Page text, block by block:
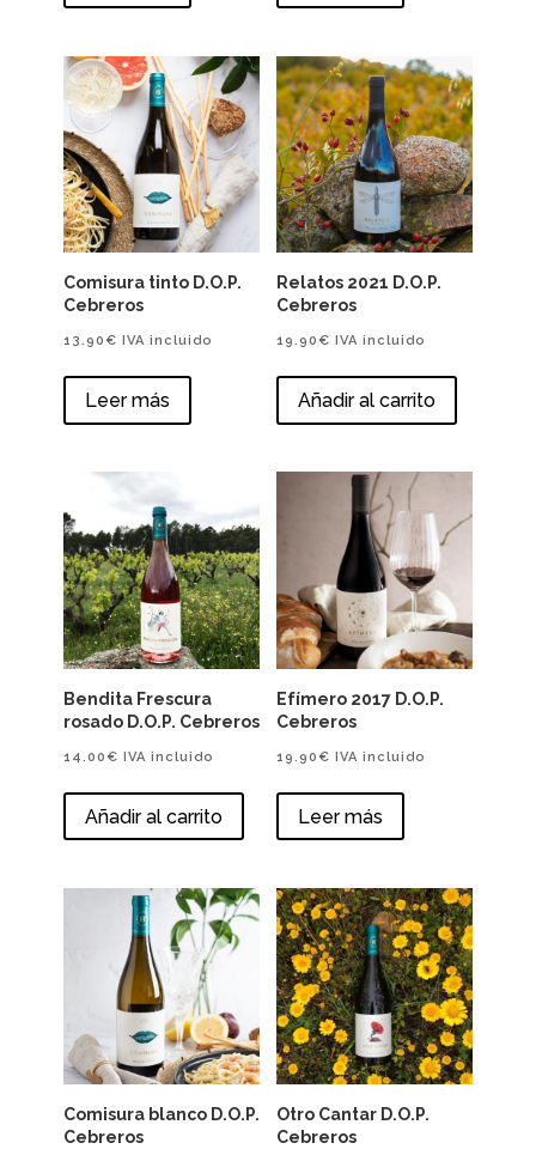
Comisura tinto D.O.P.
Cebreros
13.90 € IVA incluido
Leer más
Relatos 2021 D.O.P.
Cebreros
19.90 € IVA incluido
Añadir al carrito
Bendita Frescura
rosado D.O.P. Cebreros
14.00 € IVA incluido
Añadir al carrito
Efímero 2017 D.O.P.
Cebreros
19.90 € IVA incluido
Leer más
Comisura blanco D.O.P.
Cebreros
Otro Cantar D.O.P.
Cebreros